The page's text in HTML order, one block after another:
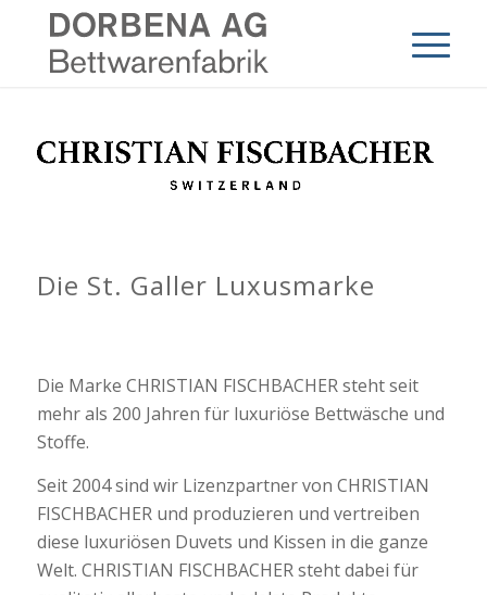
Die St. Galler Luxusmarke
Die Marke CHRISTIAN FISCHBACHER steht seit
mehr als 200 Jahren für luxuriöse Bettwäsche und
Stoffe.
Seit 2004 sind wir Lizenzpartner von CHRISTIAN
FISCHBACHER und produzieren und vertreiben
diese luxuriösen Duvets und Kissen in die ganze
Welt. CHRISTIAN FISCHBACHER steht dabei für